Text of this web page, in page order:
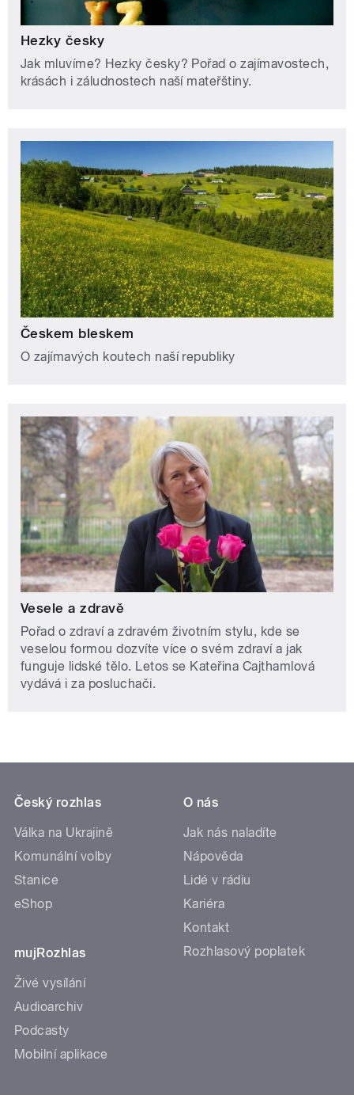
Hezky česky
Jak mluvíme? Hezky česky? Pořad o zajímavostech,
krásách i záludnostech naší mateřštiny.
Českem bleskem
O zajímavých koutech naší republiky
Vesele a zdravě
Pořad o zdraví a zdravém životním stylu, kde se
veselou formou dozvíte více o svém zdraví a jak
funguje lidské tělo. Letos se Kateřina Cajthamlová
vydává i za posluchači.
Český rozhlas
Válka na Ukrajině
Komunální volby
Stanice
eShop
mujRozhlas
Živé vysílání
Audioarchiv
Podcasty
Mobilní aplikace
O nás
Jak nás naladíte
Nápověda
Lidé v rádiu
Kariéra
Kontakt
Rozhlasový poplatek